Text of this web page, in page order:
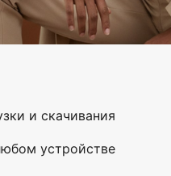
и скачивания
устройстве